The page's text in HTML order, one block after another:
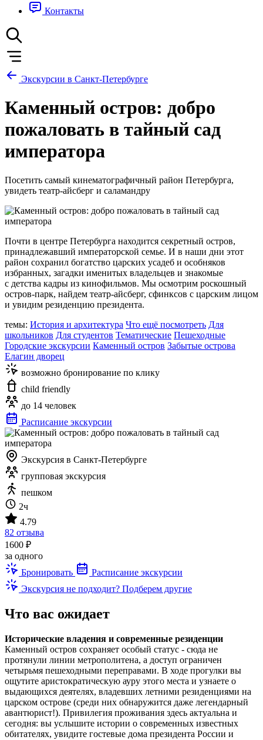
Контакты
Экскурсии в Санкт-Петербурге
Каменный остров: добро
пожаловать в тайный сад
императора
Посетить самый кинематографичный район Петербурга,
увидеть театр-айсберг и саламандру
Почти в центре Петербурга находится секретный остров,
принадлежавший императорской семье. И в наши дни этот
район сохранил богатство царских усадеб и особняков
избранных, загадки именитых владельцев и знакомые
с детства кадры из кинофильмов. Мы осмотрим роскошный
остров-парк, найдем театр-айсберг, сфинксов с царским лицом
и увидим резиденцию президента.
темы: История и архитектура Что ещё посмотреть Для
школьников Для студентов Тематические Пешеходные
Городские экскурсии Каменный остров Забытые острова
Елагин дворец
возможно бронирование по клику
child friendly
до 14 человек
Расписание экскурсии
Экскурсия в Санкт-Петербурге
групповая экскурсия
пешком
2ч
4.79
82 отзыва
1600 ₽
за одного
Бронировать
Расписание экскурсии
Экскурсия не подходит? Подберем другие
Что вас ожидает
Исторические владения и современные резиденции
Каменный остров сохраняет особый статус - сюда не
протянули линии метрополитена, а доступ ограничен
четырьмя пешеходными переправами. В ходе прогулки вы
ощутите аристократическую ауру этого места и узнаете о
выдающихся деятелях, владевших летними резиденциями на
царском острове (среди них обнаружится даже легендарный
авантюрист!). Привилегия проживания здесь актуальна и
сегодня: вы услышите истории о современных известных
обитателях, увидите гостевые дома президента России и